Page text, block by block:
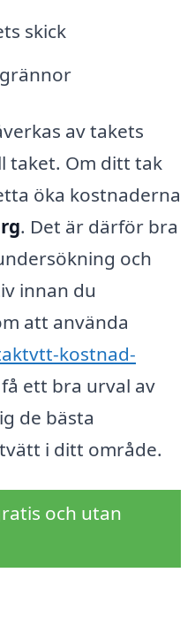
skick
av takets
taket. Om ditt tak
öka kostnaderna
. Det är därför bra
och
innan du
att använda
kostnad-
ett bra urval av
de bästa
i ditt område.
och utan